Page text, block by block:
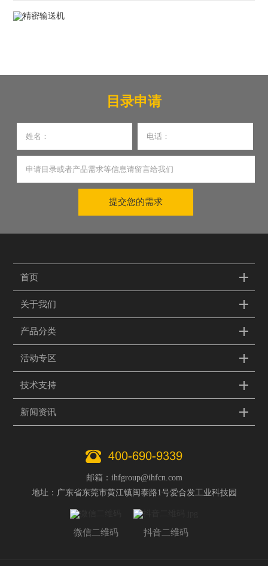
目录申请
提交您的需求
首页
关于我们
产品分类
活动专区
技术支持
新闻资讯
400-690-9339
邮箱：ihfgroup@ihfcn.com
地址：广东省东莞市黄江镇闽泰路1号爱合发工业科技园
微信二维码 抖音二维码